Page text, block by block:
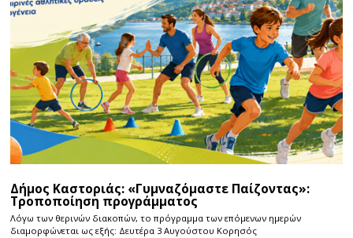
Δήμος Καστοριάς: «Γυμναζόμαστε Παίζοντας»:
Τροποποίηση προγράμματος
Λόγω των θερινών διακοπών, το πρόγραμμα των επόμενων ημερών
διαμορφώνεται ως εξής: Δευτέρα 3 Αυγούστου Κορησός